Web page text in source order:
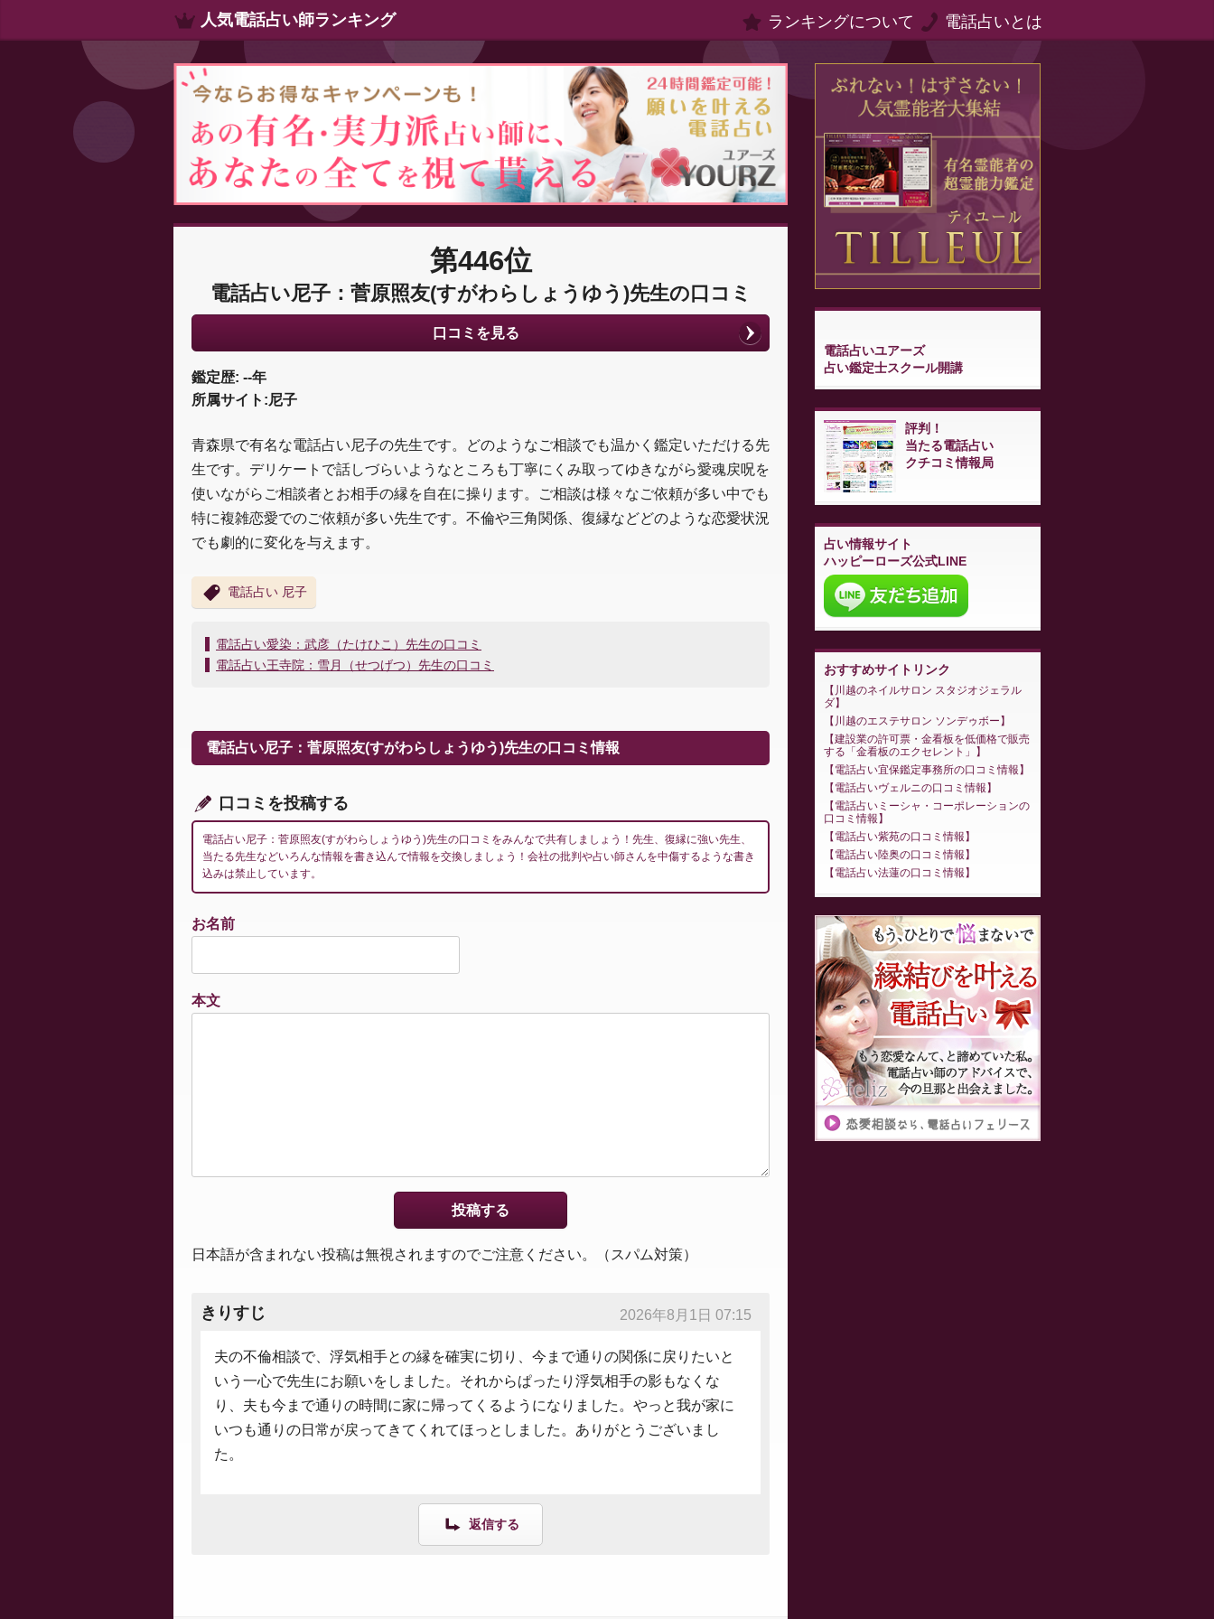
人気電話占い師ランキング ランキングについて 電話占いとは
第446位
電話占い尼子：菅原照友(すがわらしょうゆう)先生の口コミ
口コミを見る
鑑定歴: --年
所属サイト:尼子
青森県で有名な電話占い尼子の先生です。どのようなご相談でも温かく鑑定いただける先
生です。デリケートで話しづらいようなところも丁寧にくみ取ってゆきながら愛魂戻呪を
使いながらご相談者とお相手の縁を自在に操ります。ご相談は様々なご依頼が多い中でも
特に複雑恋愛でのご依頼が多い先生です。不倫や三角関係、復縁などどのような恋愛状況
でも劇的に変化を与えます。
電話占い 尼子
投
稿
ー
シ
ン
電話占い愛染：武彦（たけひこ）先生の口コミ
電話占い王寺院：雪月（せつげつ）先生の口コミ
電話占い尼子：菅原照友(すがわらしょうゆう)先生の口コミ情報
口コミを投稿する
電話占い尼子：菅原照友(すがわらしょうゆう)先生の口コミをみんなで共有しましょう！先生、復縁に強い先生、
当たる先生などいろんな情報を書き込んで情報を交換しましょう！会社の批判や占い師さんを中傷するような書き
込みは禁止しています。
お名前
本文
日本語が含まれない投稿は無視されますのでご注意ください。（スパム対策）
きりすじ 2026年8月1日 07:15
夫の不倫相談で、浮気相手との縁を確実に切り、今まで通りの関係に戻りたいと
いう一心で先生にお願いをしました。それからぱったり浮気相手の影もなくな
り、夫も今まで通りの時間に家に帰ってくるようになりました。やっと我が家に
いつも通りの日常が戻ってきてくれてほっとしました。ありがとうございまし
た。
返信する
電話占いユアーズ
占い鑑定士スクール開講
評判！
当たる電話占い
クチコミ情報局
占い情報サイト
ハッピーローズ公式LINE
おすすめサイトリンク
川越のネイルサロン スタジオジェラル
ダ
川越のエステサロン ソンデゥボー
建設業の許可票・金看板を低価格で販売
する「金看板のエクセレント」
電話占い宜保鑑定事務所の口コミ情報
電話占いヴェルニの口コミ情報
電話占いミーシャ・コーポレーションの
口コミ情報
電話占い紫苑の口コミ情報
電話占い陸奥の口コミ情報
電話占い法蓮の口コミ情報